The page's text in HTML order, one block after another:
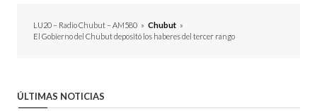
LU20 – Radio Chubut – AM580 » Chubut »
El Gobierno del Chubut depositó los haberes del tercer rango
ÚLTIMAS NOTICIAS